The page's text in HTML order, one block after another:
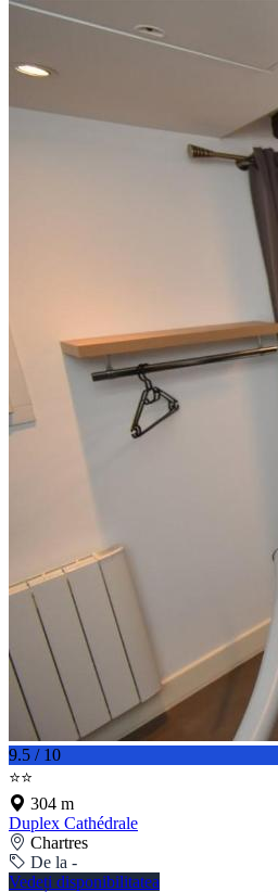
9.5 / 10
⭐⭐
304 m
Duplex Cathédrale
Chartres
De la -
Vedeți disponibilitatea